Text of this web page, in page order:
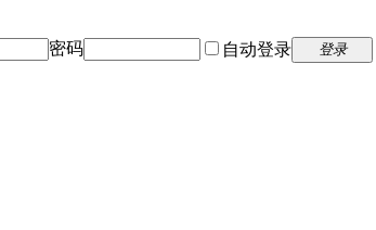
密码
自动登录 登录